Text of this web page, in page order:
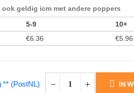
ook geldig icm met andere poppers
5-9
10+
€6.36 €5.96
** (PostNL) IN